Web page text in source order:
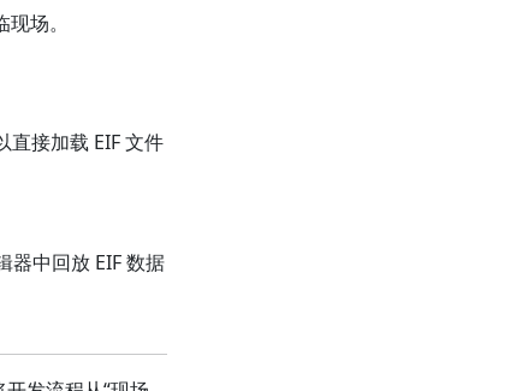
场。
接加载 EIF 文件
器中回放 EIF 数据